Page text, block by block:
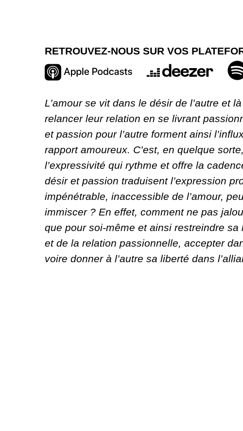
RETROUVEZ-NOUS SUR VOS
L’amour se vit dans le désir de l’autre et
relancer leur relation en se livrant
et passion pour l’autre forment ainsi
rapport amoureux. C’est, en quelque
l’expressivité qui rythme et offre la
désir et passion traduisent l’expression
impénétrable, inaccessible de l’amour,
immiscer ? En effet, comment ne pas
que pour soi-même et ainsi restreindre
et de la relation passionnelle, accepter
voire donner à l’autre sa liberté dans